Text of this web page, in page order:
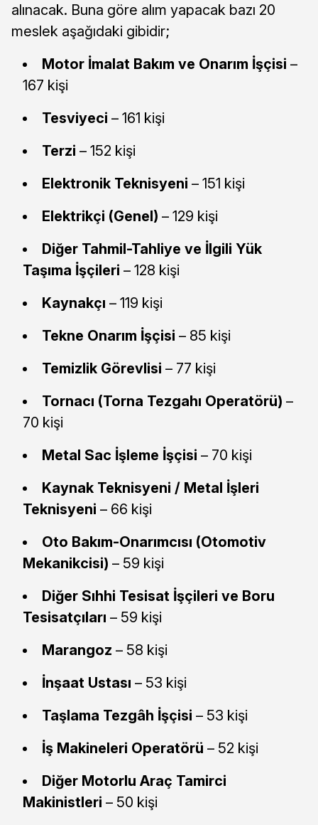
alınacak. Buna göre alım yapacak bazı 20
meslek aşağıdaki gibidir;
Motor İmalat Bakım ve Onarım İşçisi –
167 kişi
Tesviyeci – 161 kişi
Terzi – 152 kişi
Elektronik Teknisyeni – 151 kişi
Elektrikçi (Genel) – 129 kişi
Diğer Tahmil-Tahliye ve İlgili Yük
Taşıma İşçileri – 128 kişi
Kaynakçı – 119 kişi
Tekne Onarım İşçisi – 85 kişi
Temizlik Görevlisi – 77 kişi
Tornacı (Torna Tezgahı Operatörü) –
70 kişi
Metal Sac İşleme İşçisi – 70 kişi
Kaynak Teknisyeni / Metal İşleri
Teknisyeni – 66 kişi
Oto Bakım-Onarımcısı (Otomotiv
Mekanikcisi) – 59 kişi
Diğer Sıhhi Tesisat İşçileri ve Boru
Tesisatçıları – 59 kişi
Marangoz – 58 kişi
İnşaat Ustası – 53 kişi
Taşlama Tezgâh İşçisi – 53 kişi
İş Makineleri Operatörü – 52 kişi
Diğer Motorlu Araç Tamirci
Makinistleri – 50 kişi